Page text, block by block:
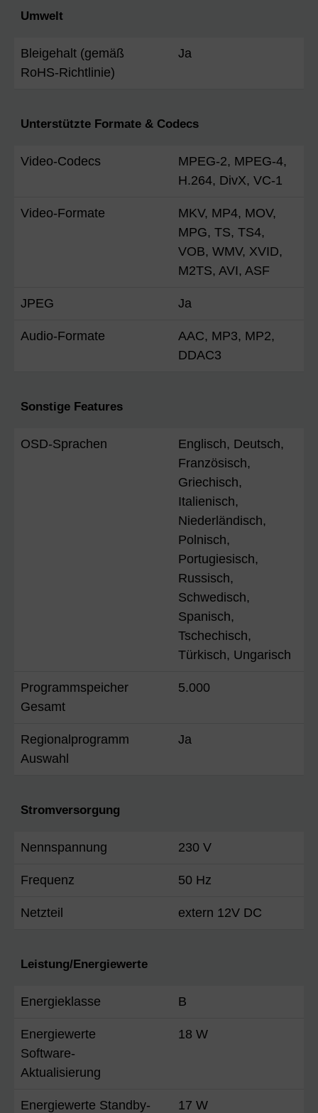
Umwelt
Bleigehalt (gemäß
RoHS-Richtlinie)
Ja
Unterstützte Formate & Codecs
Video-Codecs
MPEG-2, MPEG-4,
H.264, DivX, VC-1
Video-Formate
MKV, MP4, MOV,
MPG, TS, TS4,
VOB, WMV, XVID,
M2TS, AVI, ASF
JPEG Ja
Audio-Formate
AAC, MP3, MP2,
DDAC3
Sonstige Features
OSD-Sprachen
Englisch, Deutsch,
Französisch,
Griechisch,
Italienisch,
Niederländisch,
Polnisch,
Portugiesisch,
Russisch,
Schwedisch,
Spanisch,
Tschechisch,
Türkisch, Ungarisch
Programmspeicher
Gesamt
5.000
Regionalprogramm
Auswahl
Ja
Stromversorgung
Nennspannung 230 V
Frequenz 50 Hz
Netzteil extern 12V DC
Leistung/Energiewerte
Energieklasse B
Energiewerte
Software-
Aktualisierung
18 W
Energiewerte Standby-
17 W